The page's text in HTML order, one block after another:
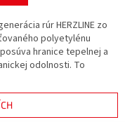
rúr HERZLINE zo
polyetylénu
posúva hranice tepelnej a
odolnosti. To
ktorá je nevyhnutná...